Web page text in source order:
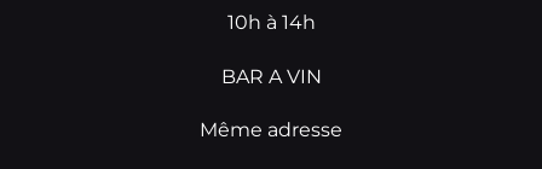
10h à 14h
BAR A VIN
Même adresse